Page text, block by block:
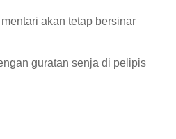
akan tetap bersinar
guratan senja di pelipis